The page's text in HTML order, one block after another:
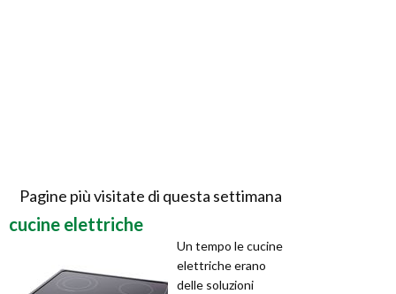
Pagine più visitate di questa settimana
cucine elettriche
Un tempo le cucine
elettriche erano
delle soluzioni